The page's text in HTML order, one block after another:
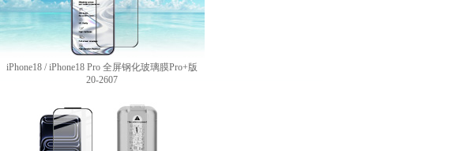
iPhone18 / iPhone18 Pro 全屏钢化玻璃膜Pro+版
20-2607